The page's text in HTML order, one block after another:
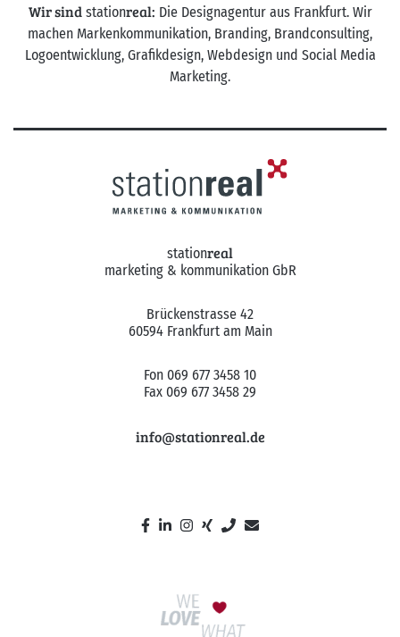
Wir sindstationreal: Die Designagentur aus Frankfurt. Wir
machen Markenkommunikation, Branding, Brandconsulting,
Logoentwicklung, Grafikdesign, Webdesign und Social Media
Marketing.
stationreal
marketing & kommunikation GbR
Brückenstrasse 42
60594 Frankfurt am Main
Fon 069 677 3458 10
Fax 069 677 3458 29
info@stationreal.de